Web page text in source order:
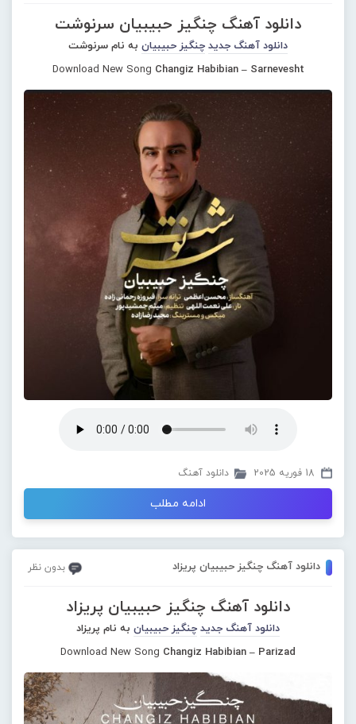
دانلود آهنگ چنگیز حبیبیان سرنوشت
دانلود آهنگ جدید چنگیز حبیبیان به نام سرنوشت
Download New Song Changiz Habibian – Sarnevesht
18 فوریه 2025 دانلود آهنگ
ادامه مطلب
دانلود آهنگ چنگیز حبیبیان پریزاد بدون نظر
دانلود آهنگ چنگیز حبیبیان پریزاد
دانلود آهنگ جدید چنگیز حبیبیان به نام پریزاد
Download New Song Changiz Habibian – Parizad